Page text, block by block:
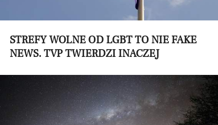
STREFY WOLNE OD LGBT TO NIE FAKE
NEWS. TVP TWIERDZI INACZEJ